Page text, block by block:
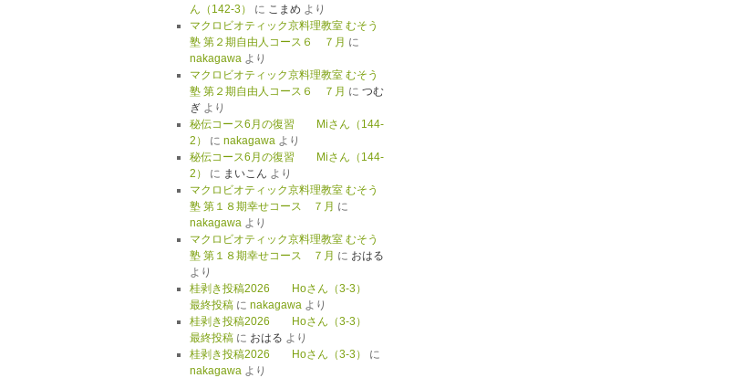
ん（142-3）
に こまめ より
マクロビオティック京料理教室 むそう
塾 第２期自由人コース６ ７月 に
nakagawaより
マクロビオティック京料理教室 むそう
塾 第２期自由人コース６ ７月 に つむ
ぎより
秘伝コース6月の復習 Miさん（144-
2）
に nakagawaより
秘伝コース6月の復習 Miさん（144-
2）
に まいこん より
マクロビオティック京料理教室 むそう
塾 第１８期幸せコース ７月 に
nakagawaより
マクロビオティック京料理教室 むそう
塾 第１８期幸せコース ７月 に おはる
より
桂剥き投稿2026 Hoさん（3-3）
最終投稿に nakagawaより
桂剥き投稿2026 Hoさん（3-3）
最終投稿に おはる より
桂剥き投稿2026 Hoさん（3-3）
に
nakagawaより